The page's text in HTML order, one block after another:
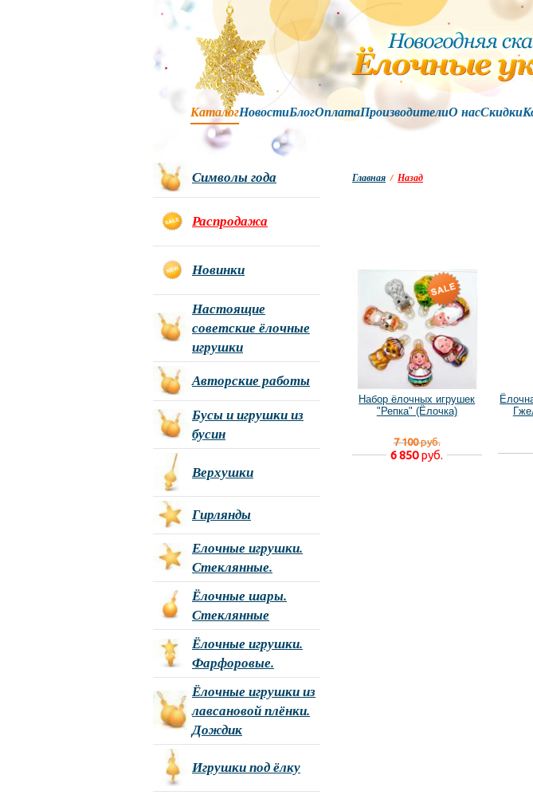
КаталогНовостиБлогОплатаПроизводителиО насСкидки
Главная / Назад
Набор ёлочных игрушек
"Репка" (Ёлочка)
7 100руб.
6 850руб.
Символы года
Распродажа
Новинки
Настоящие
советские ёлочные
игрушки
Авторские работы
Бусы и игрушки из
бусин
Верхушки
Гирлянды
Елочные игрушки.
Стеклянные.
Ёлочные шары.
Стеклянные
Ёлочные игрушки.
Фарфоровые.
Ёлочные игрушки из
лавсановой плёнки.
Дождик
Игрушки под ёлку